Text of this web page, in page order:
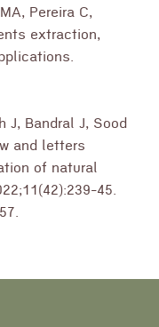
Pereira C,
extraction,
J, Bandral J, Sood
and letters
of natural
45.